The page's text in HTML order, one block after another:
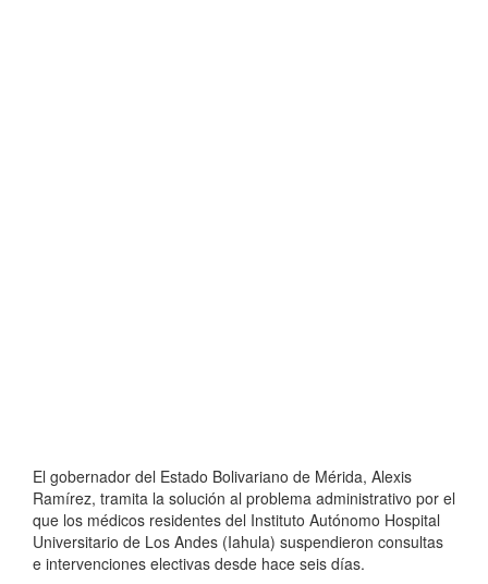
El gobernador del Estado Bolivariano de Mérida, Alexis
Ramírez, tramita la solución al problema administrativo por el
que los médicos residentes del Instituto Autónomo Hospital
Universitario de Los Andes (Iahula) suspendieron consultas
e intervenciones electivas desde hace seis días.